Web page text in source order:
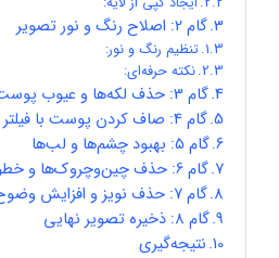
گام 2: اصلاح رنگ و نور تصویر
تنظیم رنگ و نور:
نکته حرفه‌ای:
گام 3: حذف لکه‌ها و عیوب پوست
گام 4: صاف کردن پوست با فیلتر Gaussian Blur
گام 5: بهبود چشم‌ها و لب‌ها
گام 6: حذف چین‌وچروک‌ها و خطوط ریز
گام 7: حذف نویز و افزایش وضوح
گام 8: ذخیره تصویر نهایی
نتیجه‌گیری